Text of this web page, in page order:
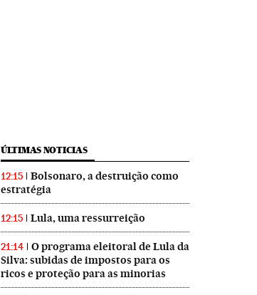
ÚLTIMAS NOTICIAS
12:15
Bolsonaro, a destruição como
estratégia
12:15 Lula, uma ressurreição
21:14
O programa eleitoral de Lula da
Silva: subidas de impostos para os
ricos e proteção para as minorias